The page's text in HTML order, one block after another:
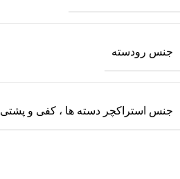
جنس رودسته
جنس استراکچر دسته ها ، کفی و پشتی